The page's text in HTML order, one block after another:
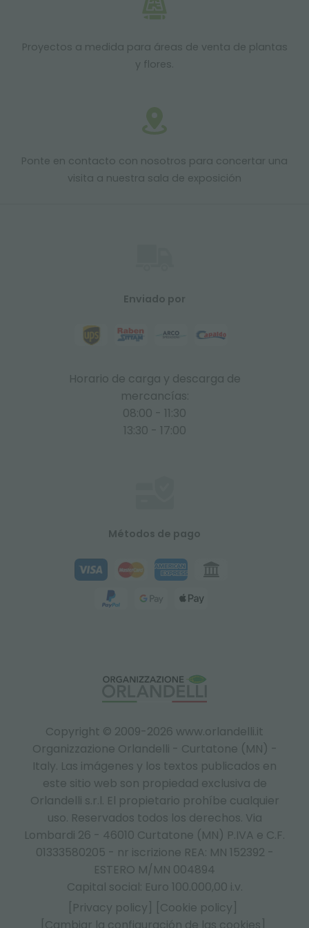
Proyectos a medida para áreas de venta de plantas
y flores.
Ponte en contacto con nosotros para concertar una
visita a nuestra sala de exposición
Copyright © 2009-2026 www.orlandelli.it
Organizzazione Orlandelli - Curtatone (MN) -
Italy. Las imágenes y los textos publicados en
este sitio web son propiedad exclusiva de
Orlandelli s.r.l. El propietario prohíbe cualquier
uso. Reservados todos los derechos. Via
Lombardi 26 - 46010 Curtatone (MN) P.IVA e C.F.
01333580205 - nr iscrizione REA: MN 152392 -
ESTERO M/MN 004894
Capital social: Euro 100.000,00 i.v.
[Privacy policy]
[Cookie policy]
Enviado por
Horario de carga y descarga de
mercancías:
08:00 - 11:30
13:30 - 17:00
Métodos de pago